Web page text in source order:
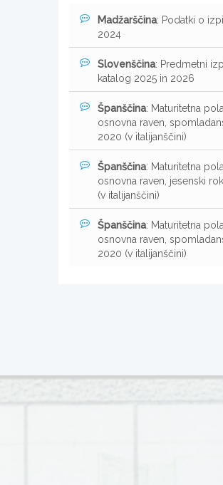
Madžarščina: Podatki o
2024
Slovenščina: Predmetni
katalog 2025 in 2026
Španščina: Maturitetna
osnovna raven,
2020 (v italijanščini)
Španščina: Maturitetna
osnovna raven, jesenski
(v italijanščini)
Španščina: Maturitetna pola
osnovna raven,
2020 (v italijanščini)